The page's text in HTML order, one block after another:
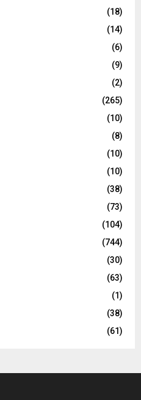
(18)
(14)
(6)
(9)
(2)
(265)
(10)
(8)
(10)
(10)
(38)
(73)
(104)
(744)
(30)
(63)
(1)
(38)
(61)